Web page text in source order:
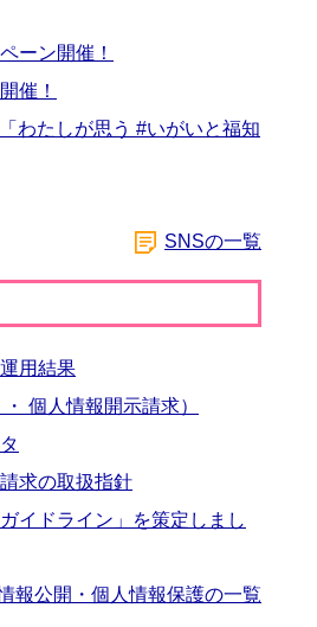
ーン開催！
催！
わたしが思う #いがいと福知
SNSの一覧
用結果
個人情報開示請求）
求の取扱指針
イドライン」を策定しまし
報公開・個人情報保護の一覧